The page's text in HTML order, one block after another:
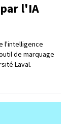
l'IA
l'intelligence
de marquage
Laval.